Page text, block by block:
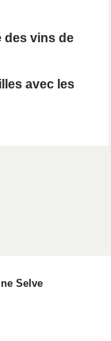
des vins de
avec les
Selve